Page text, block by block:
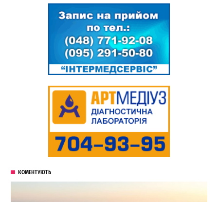
КОМЕНТУЮТЬ